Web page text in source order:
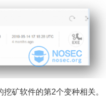
矿软件的第2个变种相关。